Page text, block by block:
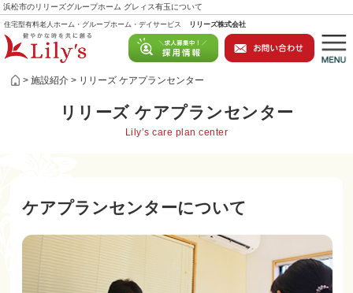
浜松市のリリーズグループホーム グレィス有玉について
住宅型有料老人ホーム・グループホーム・デイサービス リリーズ株式会社
施設紹介 リリーズ ケアプランセンター
リリーズ ケアプランセンター
Lily’s care plan center
ケアプランセンターについて